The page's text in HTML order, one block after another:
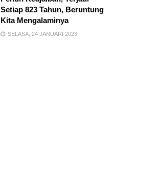
Setiap 823 Tahun, Beruntung
Kita Mengalaminya
SELASA, 24 JANUARI 2023